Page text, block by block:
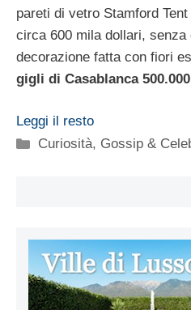
pareti di vetro Stamford
circa 600 mila dollari, senza
decorazione fatta con fiori
gigli di Casablanca
Leggi il resto
Categorie
Curiosità, Gossip &